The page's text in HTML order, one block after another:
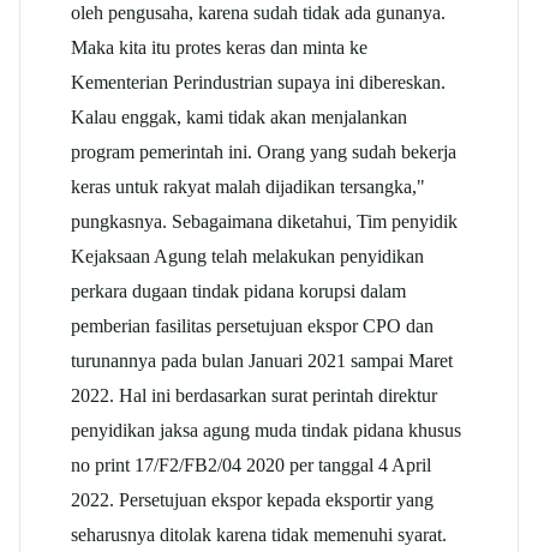
oleh pengusaha, karena sudah tidak ada gunanya.
Maka kita itu protes keras dan minta ke
Kementerian Perindustrian supaya ini dibereskan.
Kalau enggak, kami tidak akan menjalankan
program pemerintah ini. Orang yang sudah bekerja
keras untuk rakyat malah dijadikan tersangka,"
pungkasnya. Sebagaimana diketahui, Tim penyidik
Kejaksaan Agung telah melakukan penyidikan
perkara dugaan tindak pidana korupsi dalam
pemberian fasilitas persetujuan ekspor CPO dan
turunannya pada bulan Januari 2021 sampai Maret
2022. Hal ini berdasarkan surat perintah direktur
penyidikan jaksa agung muda tindak pidana khusus
no print 17/F2/FB2/04 2020 per tanggal 4 April
2022. Persetujuan ekspor kepada eksportir yang
seharusnya ditolak karena tidak memenuhi syarat.